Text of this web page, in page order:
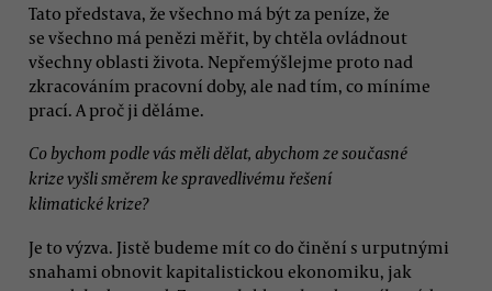
Tato představa, že všechno má být za peníze, že
se všechno má penězi měřit, by chtěla ovládnout
všechny oblasti života. Nepřemýšlejme proto nad
zkracováním pracovní doby, ale nad tím, co míníme
prací. A proč ji děláme.
Co bychom podle vás měli dělat, abychom ze současné
krize vyšli směrem ke spravedlivému řešení
klimatické krize?
Je to výzva. Jistě budeme mít co do činění s urputnými
snahami obnovit kapitalistickou ekonomiku, jak